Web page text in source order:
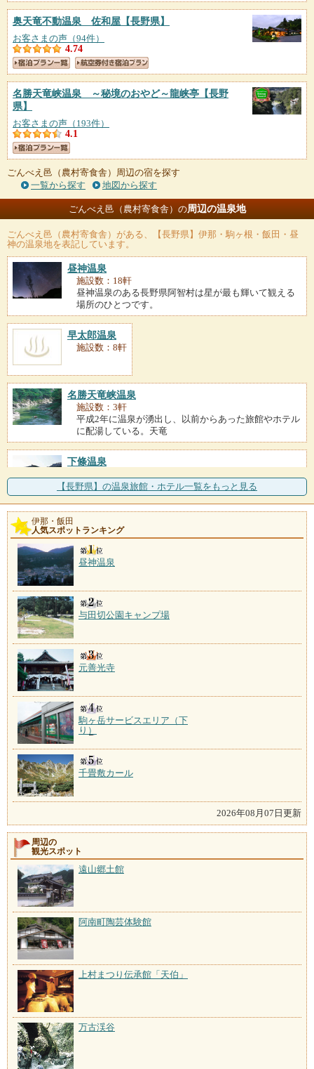
奥天竜不動温泉 佐和屋 【長野県】
お客さまの声（94件）
4.74
名勝天竜峡温泉 ～秘境のおやど～龍峡亭 【長野
県】
お客さまの声（193件）
4.1
ごんべえ邑（農村寄食舎）周辺の宿を探す
一覧から探す
地図から探す
ごんべえ邑（農村寄食舎）の周辺の温泉地
ごんべえ邑（農村寄食舎） がある、【長野県】伊那・駒ヶ根・飯田・昼
神の温泉地を表記しています。
昼神温泉
施設数：18軒
昼神温泉のある長野県阿智村は星が最も輝いて観える
場所のひとつです。
早太郎温泉
施設数：8軒
名勝天竜峡温泉
施設数：3軒
平成2年に温泉が湧出し、以前からあった旅館やホテル
に配湯している。天竜
下條温泉
伊那谷と天竜川を望む山里に湧く温泉。「下條温泉静
かなお宿加賀美」には赤
天竜水神温泉
施設数：1軒
【長野県】の温泉旅館・ホテル一覧をもっと見る
伊那・飯田
人気スポットランキング
昼神温泉
与田切公園キャンプ場
元善光寺
駒ヶ岳サービスエリア（下
り）
千畳敷カール
2026年08月07日更新
周辺の
観光スポット
遠山郷土館
阿南町陶芸体験館
上村まつり伝承館「天伯」
万古渓谷